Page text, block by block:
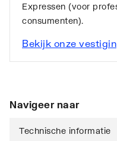
Expressen (voor
consumenten).
Bekijk onze
Navigeer naar
Technische informatie